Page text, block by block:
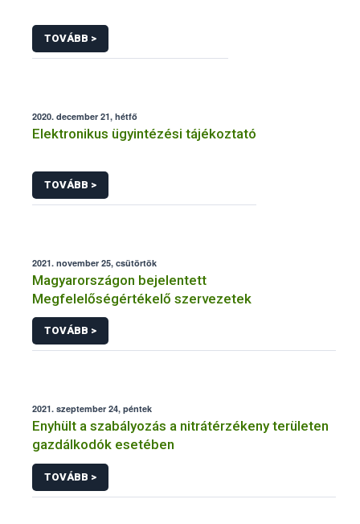
TOVÁBB >
2020. december 21, hétfő
Elektronikus ügyintézési tájékoztató
TOVÁBB >
2021. november 25, csütörtök
Magyarországon bejelentett
Megfelelőségértékelő szervezetek
TOVÁBB >
2021. szeptember 24, péntek
Enyhült a szabályozás a nitrátérzékeny területen
gazdálkodók esetében
TOVÁBB >